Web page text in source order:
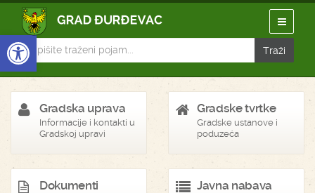
Open toolbar
Gradska uprava
Informacije i kontakti u
Gradskoj upravi
Gradske tvrtke
Gradske ustanove i
poduzeća
Dokumenti Javna nabava